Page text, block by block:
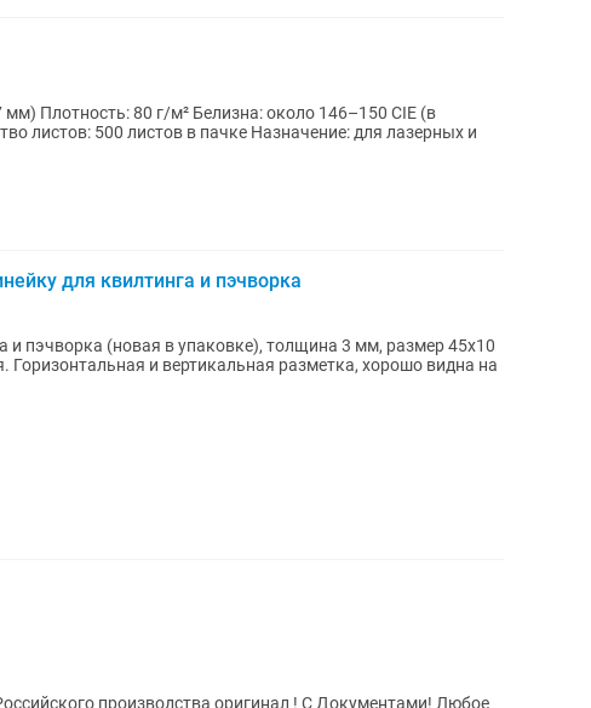
CIE (в
для квилтинга и пэчворка
и пэчворка (новая в упаковке), толщина 3 мм, размер 45х10
Горизонтальная и вертикальная разметка, хорошо видна на
производства оригинал ! С Документами! Любое